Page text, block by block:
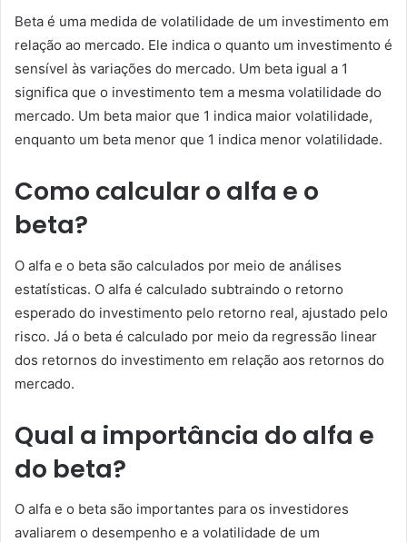
Beta é uma medida de volatilidade de um investimento em
relação ao mercado. Ele indica o quanto um investimento é
sensível às variações do mercado. Um beta igual a 1
significa que o investimento tem a mesma volatilidade do
mercado. Um beta maior que 1 indica maior volatilidade,
enquanto um beta menor que 1 indica menor volatilidade.
Como calcular o alfa e o
beta?
O alfa e o beta são calculados por meio de análises
estatísticas. O alfa é calculado subtraindo o retorno
esperado do investimento pelo retorno real, ajustado pelo
risco. Já o beta é calculado por meio da regressão linear
dos retornos do investimento em relação aos retornos do
mercado.
Qual a importância do alfa e
do beta?
O alfa e o beta são importantes para os investidores
avaliarem o desempenho e a volatilidade de um